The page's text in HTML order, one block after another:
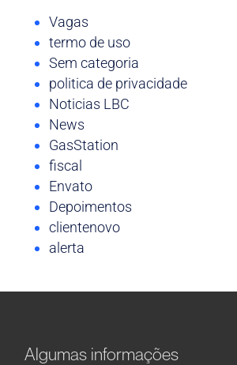
Vagas
termo de uso
Sem categoria
politica de privacidade
Noticias LBC
News
GasStation
fiscal
Envato
Depoimentos
clientenovo
alerta
Algumas informações